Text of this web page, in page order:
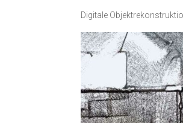
Digitale